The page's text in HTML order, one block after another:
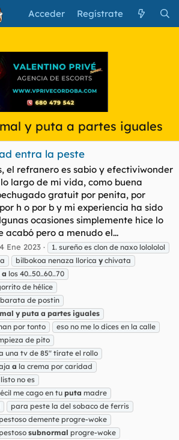
Acceder Regístrate
y puta a partes iguales
entra la peste
el refranero es sabio y efectiviwonder
largo de mi vida, como buena
gratuit por penita, por
h o por b y mi experiencia ha sido
ocasiones simplemente hice lo
acabó pero a menudo el...
4 Ene 2023
1. sureño es clon de naxo lolololol
bilbokoa nenaza llorica y chivata
a los 40..50..60..70
de hélice
de postin
y puta a partes iguales
por tonto
eso no me lo dices en la calle
de pito
una tv de 85" tírate el rollo
a la crema por caridad
no es
me cago en tu puta madre
para peste la del sobaco de ferris
demente progre-woke
subnormal progre-woke